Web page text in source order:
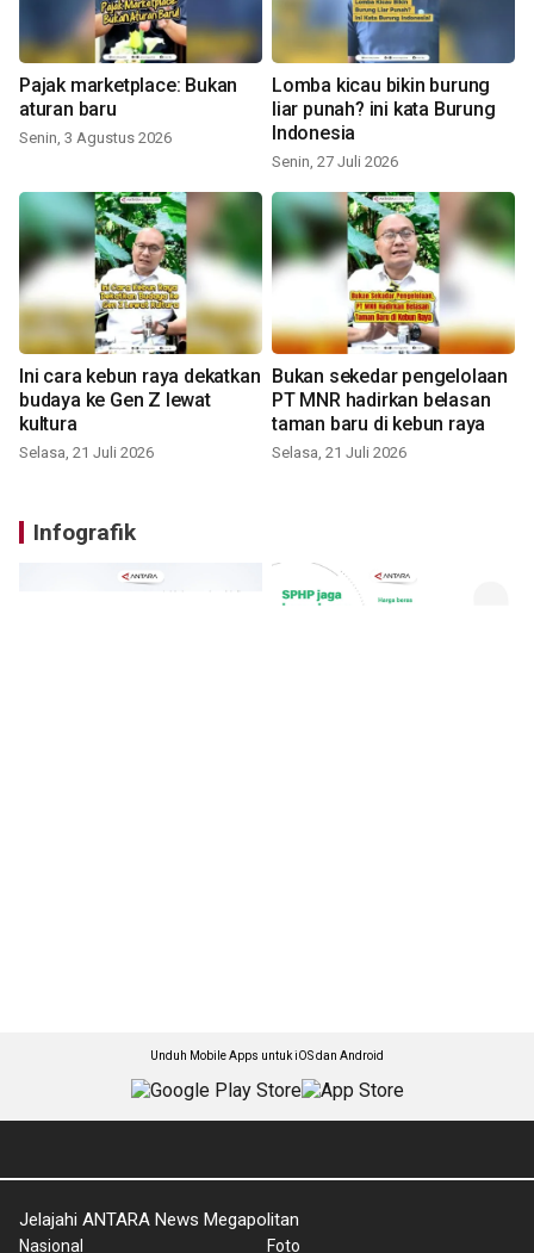
Pajak marketplace: Bukan
aturan baru
Senin, 3 Agustus 2026
Lomba kicau bikin burung
liar punah? ini kata Burung
Indonesia
Senin, 27 Juli 2026
Ini cara kebun raya dekatkan
budaya ke Gen Z lewat
kultura
Selasa, 21 Juli 2026
Bukan sekedar pengelolaan
PT MNR hadirkan belasan
taman baru di kebun raya
Selasa, 21 Juli 2026
Infografik
Unduh Mobile Apps untuk iOS dan Android
Jelajahi ANTARA News Megapolitan
Nasional Foto